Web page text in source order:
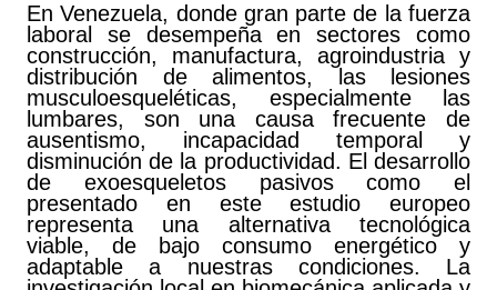
En Venezuela, donde gran parte de la fuerza
laboral se desempeña en sectores como
construcción, manufactura, agroindustria y
distribución de alimentos, las lesiones
musculoesqueléticas, especialmente las
lumbares, son una causa frecuente de
ausentismo, incapacidad temporal y
disminución de la productividad. El desarrollo
de exoesqueletos pasivos como el
presentado en este estudio europeo
representa una alternativa tecnológica
viable, de bajo consumo energético y
adaptable a nuestras condiciones. La